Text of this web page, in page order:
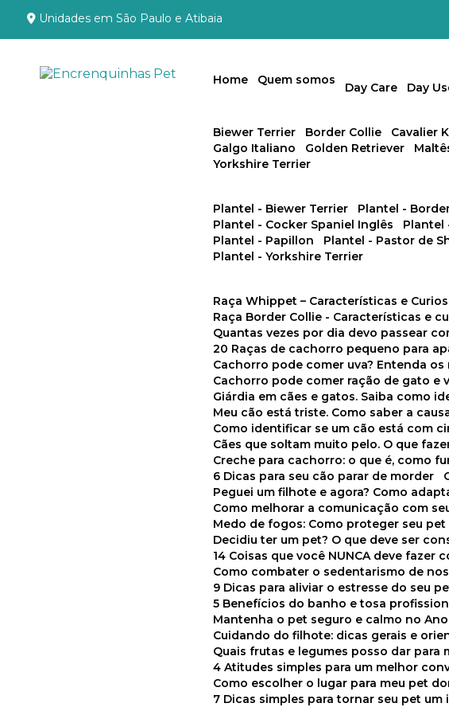
Unidades em São Paulo e Atibaia
Home Quem somos
Plantel - Biewer Terrier
Plantel -
Plantel - Cocker Spaniel Inglês
Plantel - Papillon
Plantel - Pastor de
Plantel - Yorkshire Terrier
Raça Whippet – Características e
Raça Border Collie - Características e
Quantas vezes por dia devo passear
20 Raças de cachorro pequeno para
Cachorro pode comer uva? Entenda os
Cachorro pode comer ração de gato e
Giárdia em cães e gatos. Saiba como
Meu cão está triste. Como saber a
Como identificar se um cão está com
Cães que soltam muito pelo. O que
Creche para cachorro: o que é, como
6 Dicas para seu cão parar de morder
Peguei um filhote e agora? Como
Como melhorar a comunicação com
Medo de fogos: Como proteger seu
Decidiu ter um pet? O que deve ser
14 Coisas que você NUNCA deve fazer
Como combater o sedentarismo de
9 Dicas para aliviar o estresse do seu
5 Benefícios do banho e tosa
Mantenha o pet seguro e calmo no
Cuidando do filhote: dicas gerais e
Quais frutas e legumes posso dar para
4 Atitudes simples para um melhor
Como escolher o lugar para meu pet
7 Dicas simples para tornar seu pet
Day Care
Day
Biewer Terrier
Border Collie Cavalier
Galgo Italiano
Golden Retriever
Yorkshire Terrier